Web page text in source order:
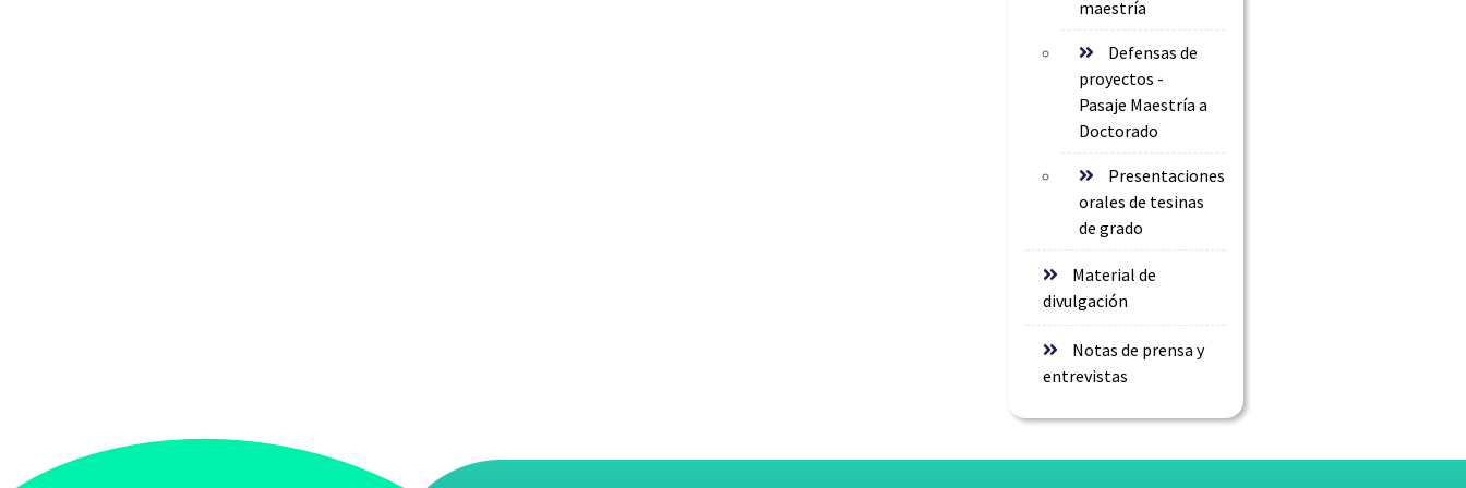
maestría
Defensas de
proyectos -
Pasaje Maestría a
Doctorado
Presentaciones
orales de tesinas
de grado
Material de
divulgación
Notas de prensa y
entrevistas